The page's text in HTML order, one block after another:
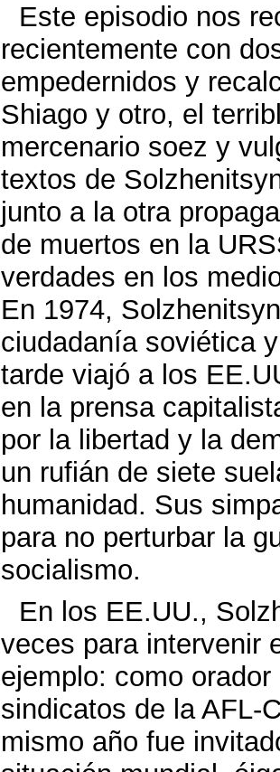
Este episodio nos
recientemente con
empedernidos y
Shiago y otro, el
mercenario soez y
textos de
junto a la otra
de muertos en la
verdades en los
En 1974,
ciudadanía soviética
tarde viajó a los
en la prensa
por la libertad y la
un rufián de siete
humanidad. Sus
para no perturbar la
socialismo.
En los EE.UU.,
veces para intervenir
ejemplo: como
sindicatos de la AFL-
mismo año fue